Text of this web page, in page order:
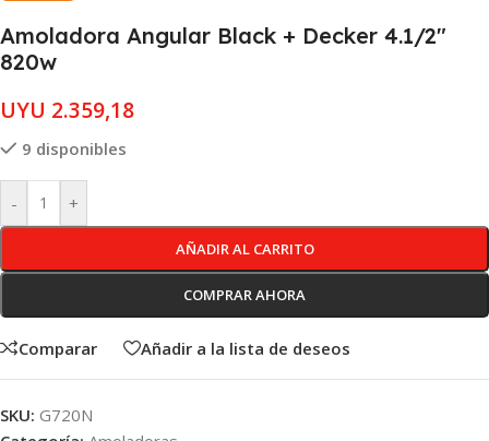
Amoladora Angular Black + Decker 4.1/2″
820w
UYU 2.359,18
9 disponibles
- +
AÑADIR AL CARRITO
COMPRAR AHORA
Comparar Añadir a la lista de deseos
SKU: G720N